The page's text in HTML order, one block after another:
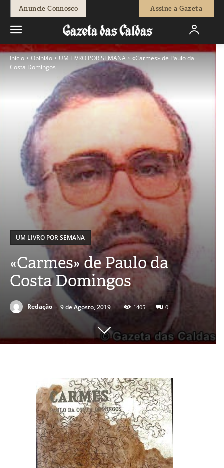
Anuncie Connosco Assine a Gazeta
Início Opinião UM LIVRO POR SEMANA
«Carmes» de Paulo da
Costa Domingos
UM LIVRO POR SEMANA
«Carmes» de Paulo da
Costa Domingos
Redação - 9 de Agosto, 2019 1405 0